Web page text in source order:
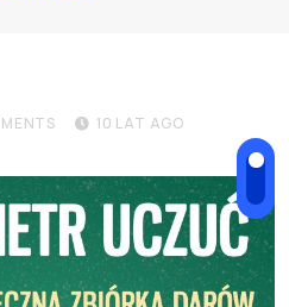
10 LAT AGO